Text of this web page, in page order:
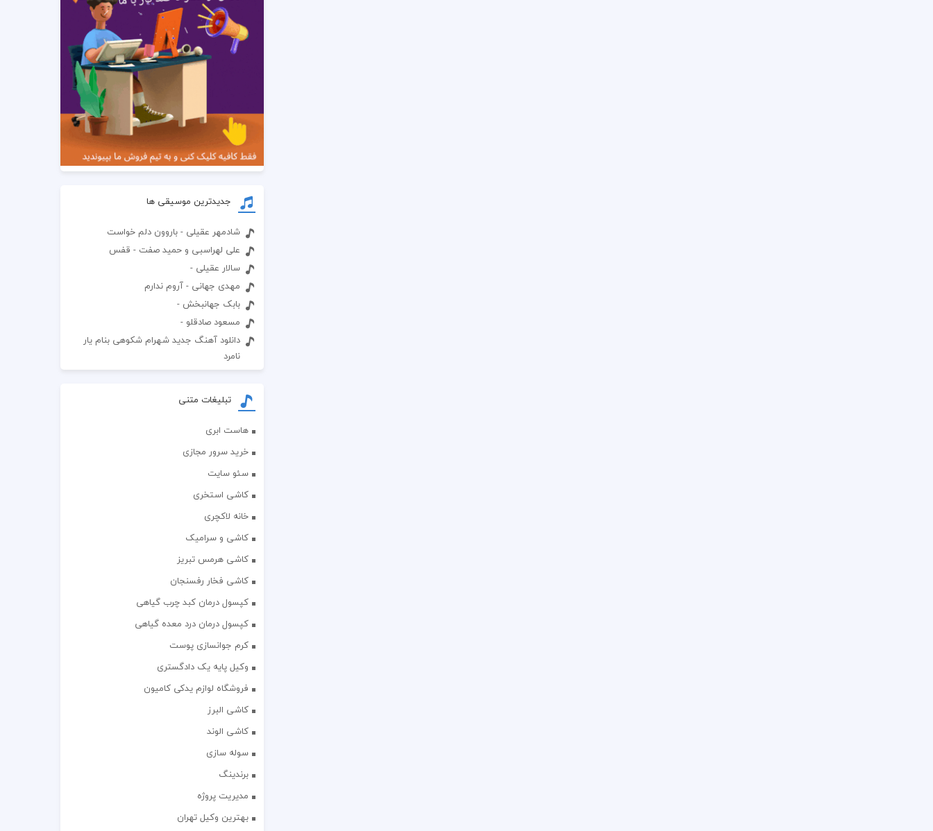
جدیدترین موسیقی ها
شادمهر عقیلی - باروون دلم خواست
علی لهراسبی و حمید صفت - قفس
سالار عقیلی -
مهدی جهانی - آروم ندارم
بابک جهانبخش -
مسعود صادقلو -
دانلود آهنگ جدید شهرام شکوهی بنام یار
نامرد
تبلیغات متنی
هاست ابری
خرید سرور مجازی
سئو سایت
کاشی استخری
خانه لاکچری
کاشی و سرامیک
کاشی هرمس تبریز
کاشی فخار رفسنجان
کپسول درمان کبد چرب گیاهی
کپسول درمان درد معده گیاهی
کرم جوانسازی پوست
وکیل پایه یک دادگستری
فروشگاه لوازم یدکی کامیون
کاشی البرز
کاشی الوند
سوله سازی
برندینگ
مدیریت پروژه
بهترین وکیل تهران